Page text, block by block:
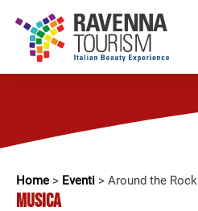
Home > Eventi > Around the
MUSICA